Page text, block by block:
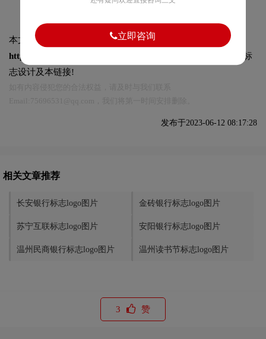
本文标题和链接
百瑞信托标志logo图片:
https://logo9.net/works/11081.html
转载时请注明出处为诗宸标
志设计及本链接!
发布于2023-06-12 08:17:28
相关文章推荐
长安银行标志logo图片 金砖银行标志logo图片
苏宁互联标志logo图片 安阳银行标志logo图片
温州民商银行标志logo图片 温州读书节标志logo图片
3 赞
立即咨询